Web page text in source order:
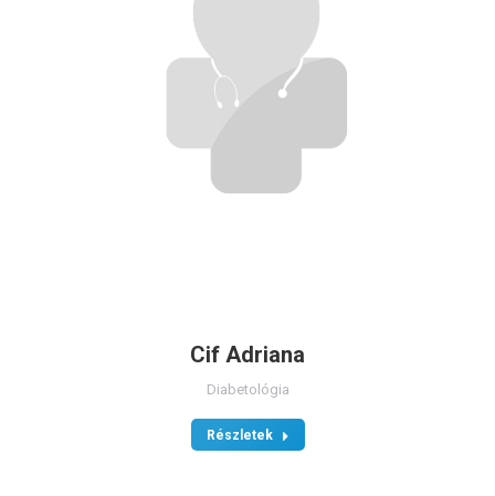
Cif Adriana
Diabetológia
Részletek